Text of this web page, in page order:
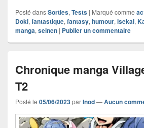
Posté dansSorties, Tests | Marqué comme
Doki, fantastique, fantasy, humour, isekai,
manga, seinen | Publier un commentaire
Chronique manga
T2
Posté le 05/06/2023parInod—Aucun